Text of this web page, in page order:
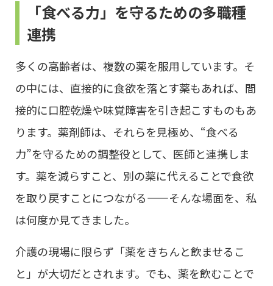
「食べる力」を守るための多職種
連携
多くの高齢者は、複数の薬を服用しています。そ
の中には、直接的に食欲を落とす薬もあれば、間
接的に口腔乾燥や味覚障害を引き起こすものもあ
ります。薬剤師は、それらを見極め、“食べる
力”を守るための調整役として、医師と連携しま
す。薬を減らすこと、別の薬に代えることで食欲
を取り戻すことにつながる——そんな場面を、私
は何度か見てきました。
介護の現場に限らず「薬をきちんと飲ませるこ
と」が大切だとされます。でも、薬を飲むことで